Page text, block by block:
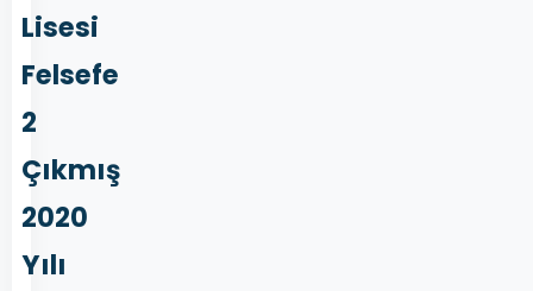
Lisesi
Felsefe
2
Çıkmış
2020
Yılı